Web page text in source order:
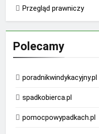
Przegląd prawniczy
Polecamy
poradnikwindykacyjny.pl
spadkobierca.pl
pomocpowypadkach.pl